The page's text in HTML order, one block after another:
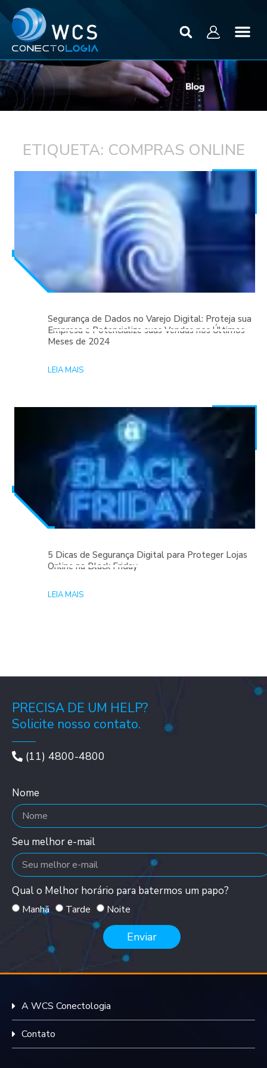
ETIQUETA: COMPRAS ONLINE
Segurança de Dados no Varejo Digital: Proteja sua
Empresa e Potencialize suas Vendas nos Últimos
Meses de 2024
LEIA MAIS
5 Dicas de Segurança Digital para Proteger Lojas
Online na Black Friday
LEIA MAIS
PRECISA DE UM HELP?
Solicite nosso contato.
(11) 4800-4800
Nome
Seu melhor e-mail
Qual o Melhor horário para batermos um papo?
Manhã Tarde Noite
Enviar
A WCS Conectologia
Contato